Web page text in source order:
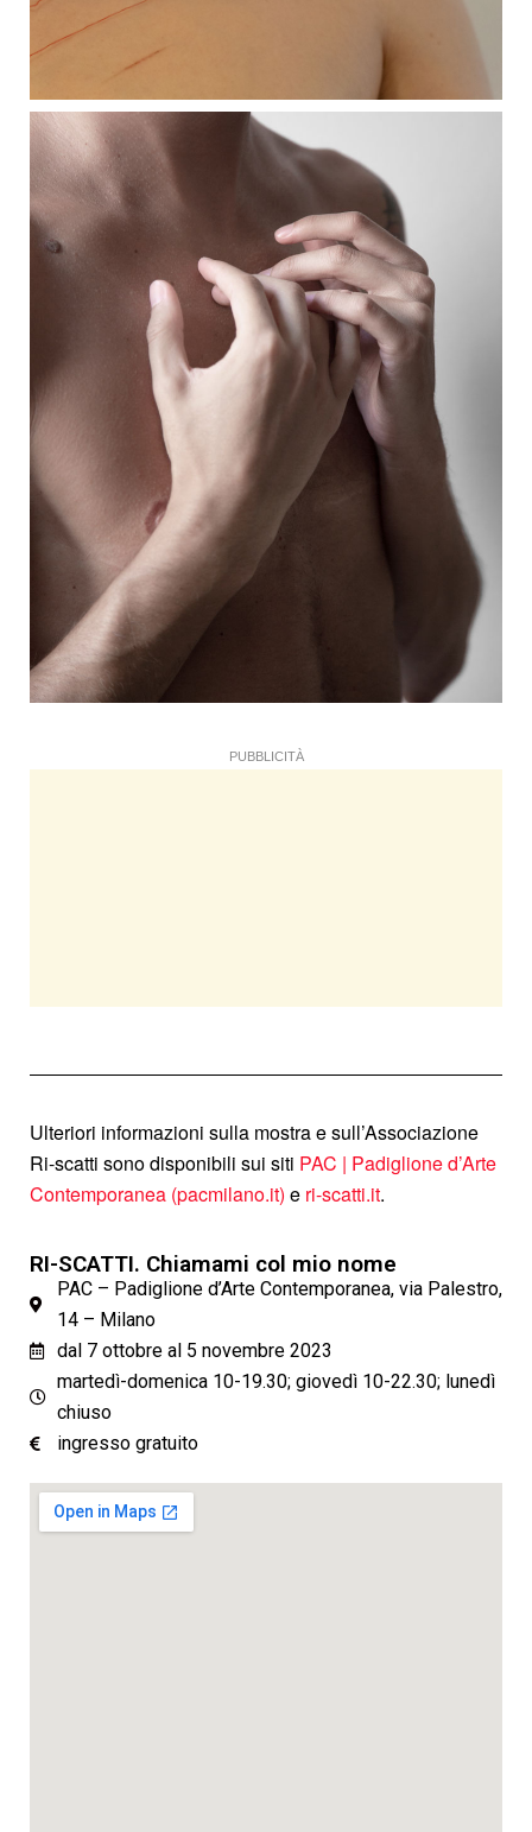
PUBBLICITÀ
Ulteriori informazioni sulla mostra e sull’Associazione
Ri-scatti sono disponibili sui siti PAC | Padiglione d’Arte
Contemporanea (pacmilano.it) e ri-scatti.it.
RI-SCATTI. Chiamami col mio nome
PAC – Padiglione d’Arte Contemporanea, via Palestro,
14 – Milano
dal 7 ottobre al 5 novembre 2023
martedì-domenica 10-19.30; giovedì 10-22.30; lunedì
chiuso
ingresso gratuito